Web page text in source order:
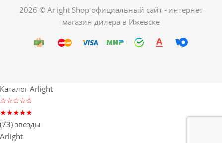
2026 © Arlight Shop официальный сайт - интернет
магазин дилера в Ижевске
Каталог Arlight
☆☆☆☆☆
★★★★★
(73) звезды
Arlight